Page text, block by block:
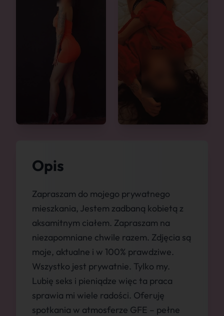
Opis
Zapraszam do mojego prywatnego
mieszkania, Jestem zadbaną kobietą z
aksamitnym ciałem. Zapraszam na
niezapomniane chwile razem. Zdjęcia są
moje, aktualne i w 100% prawdziwe.
Wszystko jest prywatnie. Tylko my.
Lubię seks i pieniądze więc ta praca
sprawia mi wiele radości. Oferuję
spotkania w atmosferze GFE – pełne